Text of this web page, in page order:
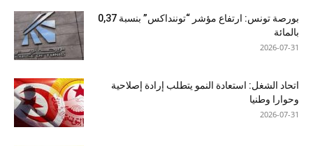
بورصة تونس: ارتفاع مؤشر “توننداكس” بنسبة 0,37
بالمائة
2026-07-31
اتحاد الشغل: استعادة النمو يتطلب إرادة إصلاحية
وحوارا وطنيا
2026-07-31